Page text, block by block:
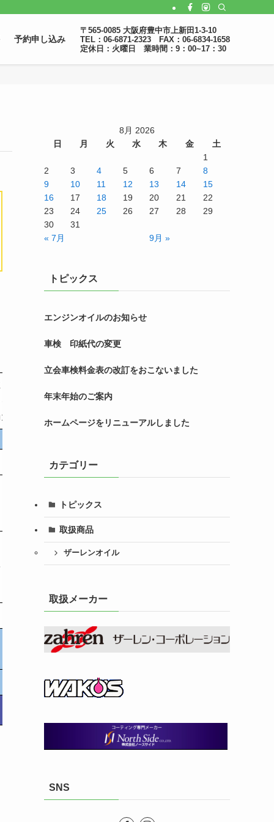
予約申し込み
〒565-0085 大阪府豊中市上新田1-3-10
TEL：06-6871-2323 FAX：06-6834-1658
定休日：火曜日 業時間：9：00~17：30
１～
（車両重量２５０１～
３０００kg）
14,700
17,650
49,200～
0
2,470
8月 2026
日
月 火 水 木 金
土
1
2
3 4 5 6 7
8
9
10 11 12 13 14
15
16
17 18 19 20 21
22
23
24 25 26 27 28
29
30
31
« 7月
9月 »
トピックス
エンジンオイルのお知らせ
車検 印紙代の変更
立会車検料金表の改訂をおこないました
年末年始のご案内
ホームページをリニューアルしました
カテゴリー
トピックス
取扱商品
ザーレンオイル
取扱メーカー
SNS